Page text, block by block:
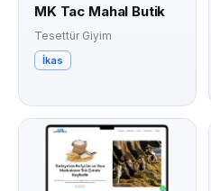
MK Tac Mahal Butik
Tesettür Giyim
İkas